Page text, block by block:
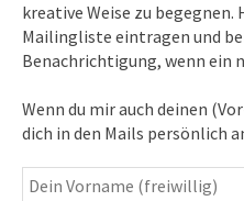
kreative Weise zu begegnen.
Mailingliste eintragen und
Benachrichtigung, wenn ein
Wenn du mir auch deinen
dich in den Mails persönlich
News erhalten
Inspirationen
–
Heilung, Texte & Botschaften
Fotografie– Fotoblog,